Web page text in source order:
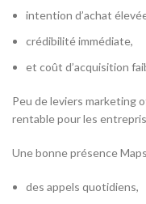
intention d’achat
crédibilité immédiate,
et coût d’acquisition
Peu de leviers marketing
rentable pour les
Une bonne présence
des appels quotidiens,